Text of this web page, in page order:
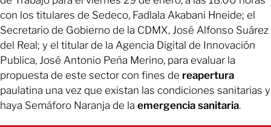
con los titulares de Sedeco, Fadlala Akabani Hneide; el
Secretario de Gobierno de la CDMX, José Alfonso Suárez
del Real; y el titular de la Agencia Digital de Innovación
Publica, José Antonio Peña Merino, para evaluar la
propuesta de este sector con fines de reapertura
paulatina una vez que existan las condiciones sanitarias y
haya Semáforo Naranja de la emergencia sanitaria.